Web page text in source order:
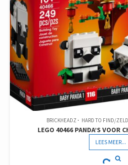
BRICKHEADZ HARD TO FIND/
LEGO 40466 PANDA’S VOOR
LEES MEER...